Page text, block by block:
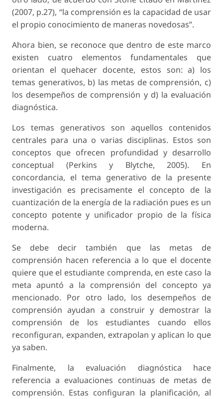
(2007, p.27), “la comprensión es la capacidad de usar
el propio conocimiento de maneras novedosas”.
Ahora bien, se reconoce que dentro de este marco
existen cuatro elementos fundamentales que
orientan el quehacer docente, estos son: a) los
temas generativos, b) las metas de comprensión, c)
los desempeños de comprensión y d) la evaluación
diagnóstica.
Los temas generativos son aquellos contenidos
centrales para una o varias disciplinas. Estos son
conceptos que ofrecen profundidad y desarrollo
conceptual (Perkins y Blytche, 2005). En
concordancia, el tema generativo de la presente
investigación es precisamente el concepto de la
cuantización de la energía de la radiación pues es un
concepto potente y unificador propio de la física
moderna.
Se debe decir también que las metas de
comprensión hacen referencia a lo que el docente
quiere que el estudiante comprenda, en este caso la
meta apuntó a la comprensión del concepto ya
mencionado. Por otro lado, los desempeños de
comprensión ayudan a construir y demostrar la
comprensión de los estudiantes cuando ellos
reconfiguran, expanden, extrapolan y aplican lo que
ya saben.
Finalmente, la evaluación diagnóstica hace
referencia a evaluaciones continuas de metas de
comprensión. Estas configuran la planificación, al